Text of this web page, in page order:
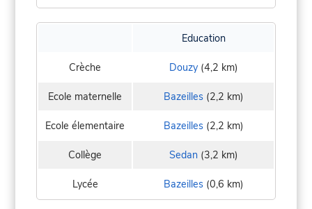
Education
Crèche Douzy(4,2 km)
Ecole maternelle Bazeilles(2,2 km)
Ecole élementaire Bazeilles(2,2 km)
Collège Sedan(3,2 km)
Lycée Bazeilles(0,6 km)